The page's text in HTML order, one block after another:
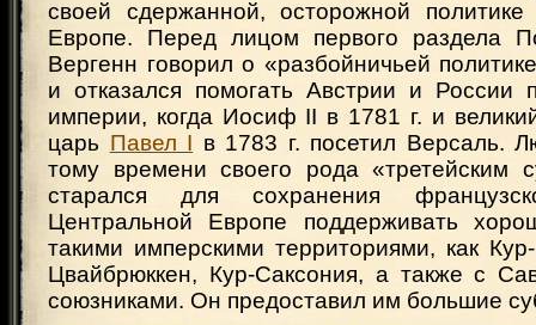
своей сдержанной, осторожной
Европе. Перед лицом первого раздела
Вергенн говорил о «разбойничьей
и отказался помогать Австрии и России
империи, когда Иосиф II в 1781 г. и
царь Павел I в 1783 г. посетил Версаль.
тому времени своего рода «третейским
старался для сохранения
Центральной Европе поддерживать
такими имперскими территориями, как
Цвайбрюккен, Кур-Саксония, а также с
союзниками. Он предоставил им большие